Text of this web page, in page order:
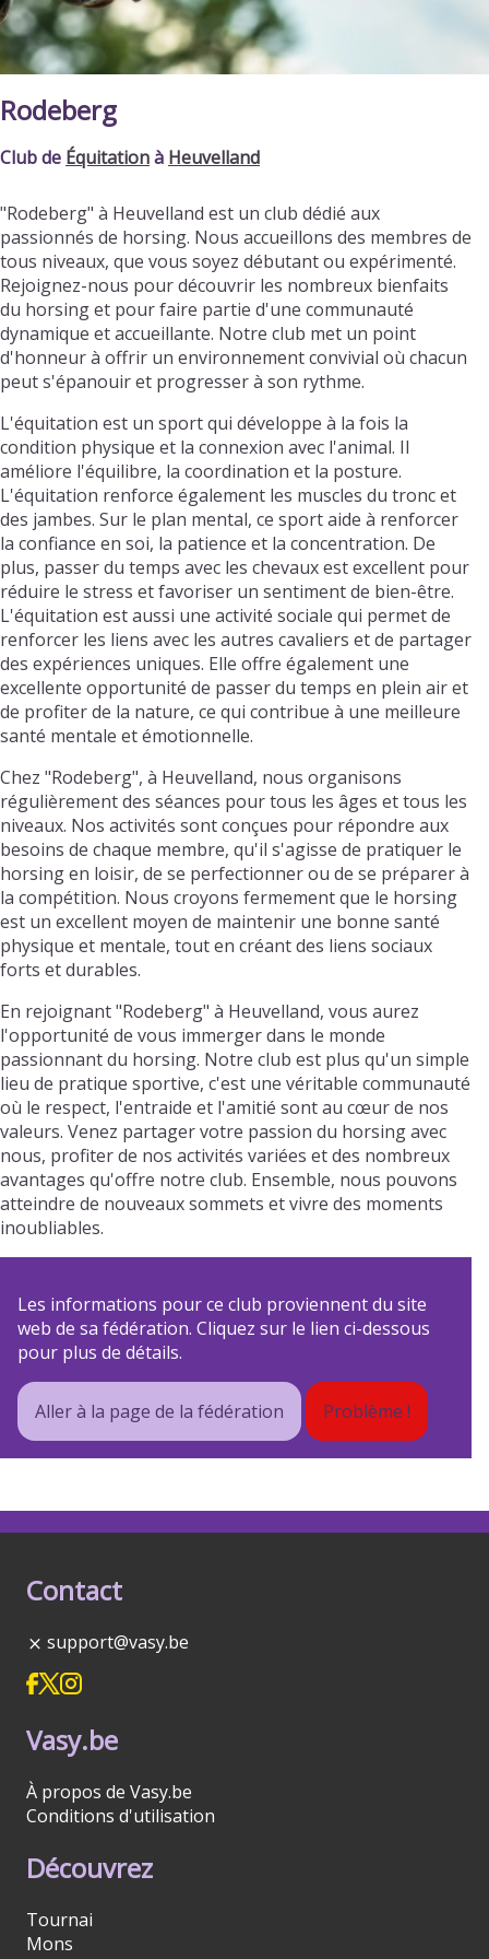
Rodeberg
Club de Équitationà Heuvelland
"Rodeberg" à Heuvelland est un club dédié aux
passionnés de horsing. Nous accueillons des membres de
tous niveaux, que vous soyez débutant ou expérimenté.
Rejoignez-nous pour découvrir les nombreux bienfaits
du horsing et pour faire partie d'une communauté
dynamique et accueillante. Notre club met un point
d'honneur à offrir un environnement convivial où chacun
peut s'épanouir et progresser à son rythme.
L'équitation est un sport qui développe à la fois la
condition physique et la connexion avec l'animal. Il
améliore l'équilibre, la coordination et la posture.
L'équitation renforce également les muscles du tronc et
des jambes. Sur le plan mental, ce sport aide à renforcer
la confiance en soi, la patience et la concentration. De
plus, passer du temps avec les chevaux est excellent pour
réduire le stress et favoriser un sentiment de bien-être.
L'équitation est aussi une activité sociale qui permet de
renforcer les liens avec les autres cavaliers et de partager
des expériences uniques. Elle offre également une
excellente opportunité de passer du temps en plein air et
de profiter de la nature, ce qui contribue à une meilleure
santé mentale et émotionnelle.
Chez "Rodeberg", à Heuvelland, nous organisons
régulièrement des séances pour tous les âges et tous les
niveaux. Nos activités sont conçues pour répondre aux
besoins de chaque membre, qu'il s'agisse de pratiquer le
horsing en loisir, de se perfectionner ou de se préparer à
la compétition. Nous croyons fermement que le horsing
est un excellent moyen de maintenir une bonne santé
physique et mentale, tout en créant des liens sociaux
forts et durables.
En rejoignant "Rodeberg" à Heuvelland, vous aurez
l'opportunité de vous immerger dans le monde
passionnant du horsing. Notre club est plus qu'un simple
lieu de pratique sportive, c'est une véritable communauté
où le respect, l'entraide et l'amitié sont au cœur de nos
valeurs. Venez partager votre passion du horsing avec
nous, profiter de nos activités variées et des nombreux
avantages qu'offre notre club. Ensemble, nous pouvons
atteindre de nouveaux sommets et vivre des moments
inoubliables.
Les informations pour ce club proviennent du site
web de sa fédération. Cliquez sur le lien ci-dessous
pour plus de détails.
Aller à la page de la fédération Problème !
Contact
support@vasy.be
Vasy.be
À propos de Vasy.be
Conditions d'utilisation
Découvrez
Tournai
Mons